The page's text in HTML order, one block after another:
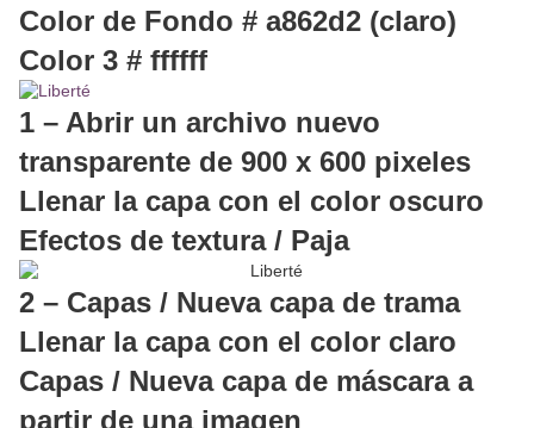
Color de Fondo # a862d2 (claro)
Color 3 # ffffff
1 – Abrir un archivo nuevo
transparente de 900 x 600 pixeles
Llenar la capa con el color oscuro
Efectos de textura / Paja
2 – Capas / Nueva capa de trama
Llenar la capa con el color claro
Capas / Nueva capa de máscara a
partir de una imagen